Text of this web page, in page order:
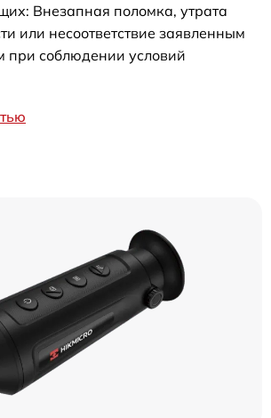
Внезапная поломка, утрата
или несоответствие заявленным
при соблюдении условий